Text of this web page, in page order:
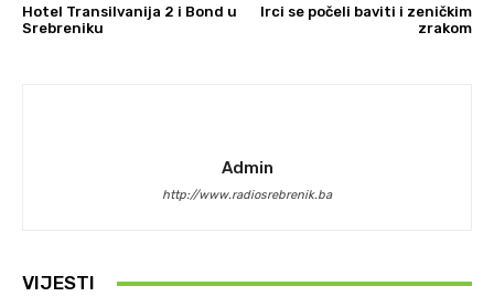
Hotel Transilvanija 2 i Bond u
Srebreniku
Irci se počeli baviti i zeničkim
zrakom
Admin
http://www.radiosrebrenik.ba
VIJESTI